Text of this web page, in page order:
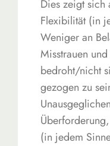
Dies zeigt sich
Flexibilität (in
Weniger an
Misstrauen
bedroht/nicht
gezogen zu
(in jedem